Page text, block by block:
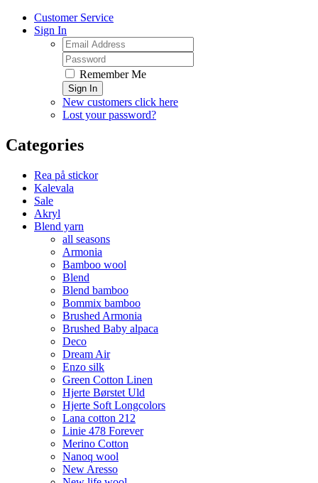
Customer Service
Sign In
Remember Me
Sign In
New customers click here
Lost your password?
Categories
Rea på stickor
Kalevala
Sale
Akryl
Blend yarn
all seasons
Armonia
Bamboo wool
Blend
Blend bamboo
Bommix bamboo
Brushed Armonia
Brushed Baby alpaca
Deco
Dream Air
Enzo silk
Green Cotton Linen
Hjerte Børstet Uld
Hjerte Soft Longcolors
Lana cotton 212
Linie 478 Forever
Merino Cotton
Nanoq wool
New Aresso